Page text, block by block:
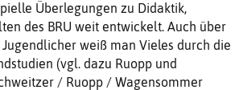
Überlegungen zu Didaktik,
des BRU weit entwickelt. Auch über
weiß man Vieles durch die
(vgl. dazu Ruopp und
/ Ruopp / Wagensommer